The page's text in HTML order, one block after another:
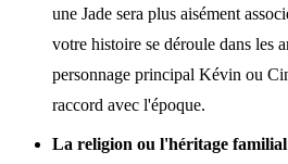
une Jade sera plus aisément
votre histoire se déroule dans les
personnage principal Kévin ou
raccord avec l'époque.
La religion ou l'héritage